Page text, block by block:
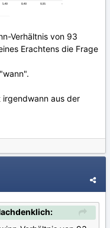
Verhältnis von 93
Erachtens die Frage
irgendwann aus der